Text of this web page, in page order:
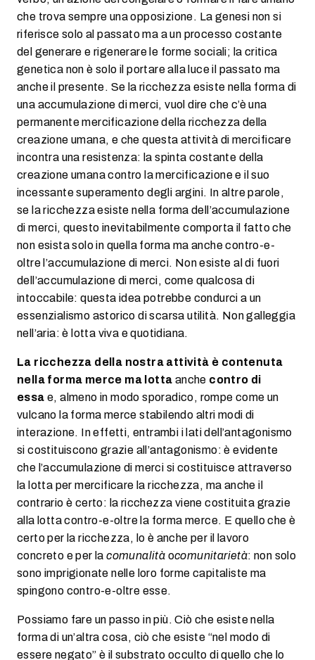
che trova sempre una opposizione. La genesi non si
riferisce solo al passato ma a un processo costante
del generare e rigenerare le forme sociali; la critica
genetica non è solo il portare alla luce il passato ma
anche il presente. Se la ricchezza esiste nella forma di
una accumulazione di merci, vuol dire che c’è una
permanente mercificazione della ricchezza della
creazione umana, e che questa attività di mercificare
incontra una resistenza: la spinta costante della
creazione umana contro la mercificazione e il suo
incessante superamento degli argini. In altre parole,
se la ricchezza esiste nella forma dell’accumulazione
di merci, questo inevitabilmente comporta il fatto che
non esista solo in quella forma ma anche contro-e-
oltre l’accumulazione di merci. Non esiste al di fuori
dell’accumulazione di merci, come qualcosa di
intoccabile: questa idea potrebbe condurci a un
essenzialismo astorico di scarsa utilità. Non galleggia
nell’aria: è lotta viva e quotidiana.
La ricchezza della nostra attività è contenuta
nella forma merce ma lottaanche contro di
essae, almeno in modo sporadico, rompe come un
vulcano la forma merce stabilendo altri modi di
interazione. In effetti, entrambi i lati dell’antagonismo
si costituiscono grazie all’antagonismo: è evidente
che l’accumulazione di merci si costituisce attraverso
la lotta per mercificare la ricchezza, ma anche il
contrario è certo: la ricchezza viene costituita grazie
alla lotta contro-e-oltre la forma merce. E quello che è
certo per la ricchezza, lo è anche per il lavoro
concreto e per lacomunalitàocomunitarietà: non solo
sono imprigionate nelle loro forme capitaliste ma
spingono contro-e-oltre esse.
Possiamo fare un passo in più. Ciò che esiste nella
forma di un’altra cosa, ciò che esiste “nel modo di
essere negato” è il substrato occulto di quello che lo